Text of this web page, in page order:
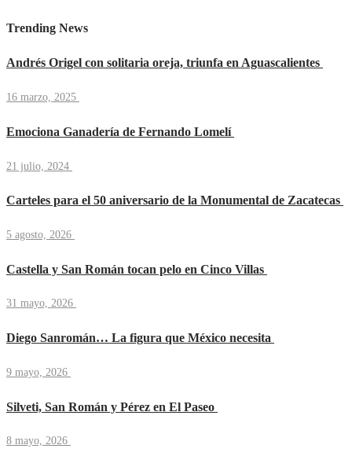
Trending News
Andrés Origel con solitaria oreja, triunfa en Aguascalientes
16 marzo, 2025
Emociona Ganadería de Fernando Lomelí
21 julio, 2024
Carteles para el 50 aniversario de la Monumental de Zacatecas
5 agosto, 2026
Castella y San Román tocan pelo en Cinco Villas
31 mayo, 2026
Diego Sanromán… La figura que México necesita
9 mayo, 2026
Silveti, San Román y Pérez en El Paseo
8 mayo, 2026